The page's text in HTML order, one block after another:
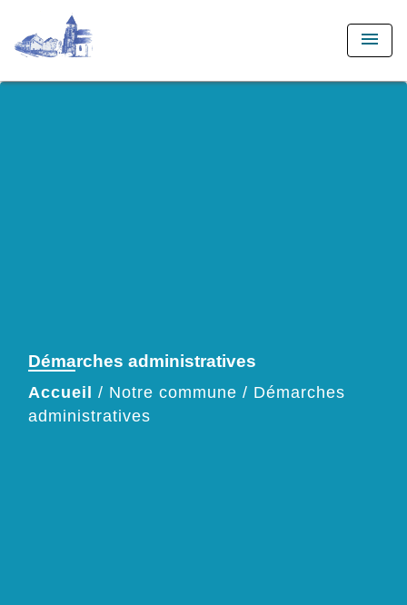
menu
Démarches administratives
Accueil / Notre commune / Démarches
administratives